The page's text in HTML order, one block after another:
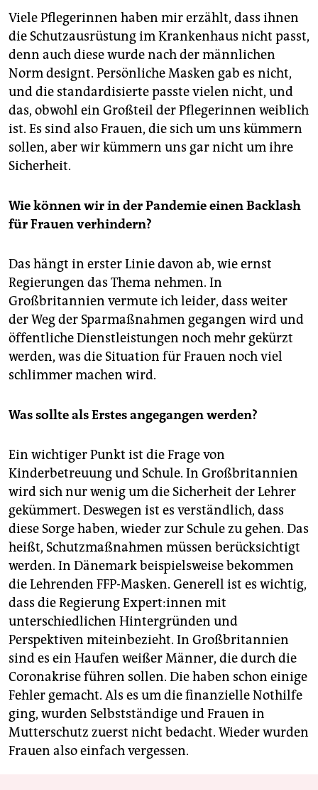
Viele Pflegerinnen haben mir erzählt, dass ihnen
die Schutzausrüstung im Krankenhaus nicht passt,
denn auch diese wurde nach der männlichen
Norm designt. Persönliche Masken gab es nicht,
und die standardisierte passte vielen nicht, und
das, obwohl ein Großteil der Pflegerinnen weiblich
ist. Es sind also Frauen, die sich um uns kümmern
sollen, aber wir kümmern uns gar nicht um ihre
Sicherheit.
Wie können wir in der Pandemie einen Backlash
für Frauen verhindern?
Das hängt in erster Linie davon ab, wie ernst
Regierungen das Thema nehmen. In
Großbritannien vermute ich leider, dass weiter
der Weg der Sparmaßnahmen gegangen wird und
öffentliche Dienstleistungen noch mehr gekürzt
werden, was die Situation für Frauen noch viel
schlimmer machen wird.
Was sollte als Erstes angegangen werden?
Ein wichtiger Punkt ist die Frage von
Kinderbetreuung und Schule. In Großbritannien
wird sich nur wenig um die Sicherheit der Lehrer
gekümmert. Deswegen ist es verständlich, dass
diese Sorge haben, wieder zur Schule zu gehen. Das
heißt, Schutzmaßnahmen müssen berücksichtigt
werden. In Dänemark beispielsweise bekommen
die Lehrenden FFP-Masken. Generell ist es wichtig,
dass die Regierung Expert:innen mit
unterschiedlichen Hintergründen und
Perspektiven miteinbezieht. In Großbritannien
sind es ein Haufen weißer Männer, die durch die
Coronakrise führen sollen. Die haben schon einige
Fehler gemacht. Als es um die finanzielle Nothilfe
ging, wurden Selbstständige und Frauen in
Mutterschutz zuerst nicht bedacht. Wieder wurden
Frauen also einfach vergessen.